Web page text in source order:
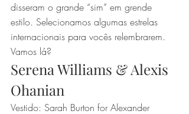
disseram o grande “sim” em grende
estilo. Selecionamos algumas estrelas
internacionais para vocês relembrarem.
Vamos lá?
Serena Williams & Alexis
Ohanian
Vestido: Sarah Burton for Alexander